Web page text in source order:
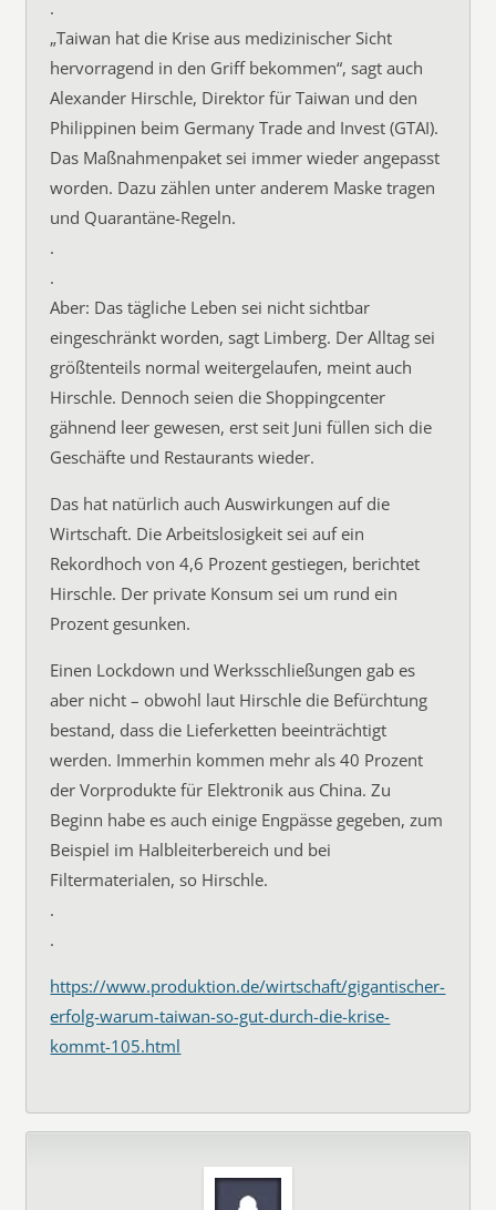
.
„Taiwan hat die Krise aus medizinischer Sicht
hervorragend in den Griff bekommen“, sagt auch
Alexander Hirschle, Direktor für Taiwan und den
Philippinen beim Germany Trade and Invest (GTAI).
Das Maßnahmenpaket sei immer wieder angepasst
worden. Dazu zählen unter anderem Maske tragen
und Quarantäne-Regeln.
.
.
Aber: Das tägliche Leben sei nicht sichtbar
eingeschränkt worden, sagt Limberg. Der Alltag sei
größtenteils normal weitergelaufen, meint auch
Hirschle. Dennoch seien die Shoppingcenter
gähnend leer gewesen, erst seit Juni füllen sich die
Geschäfte und Restaurants wieder.
Das hat natürlich auch Auswirkungen auf die
Wirtschaft. Die Arbeitslosigkeit sei auf ein
Rekordhoch von 4,6 Prozent gestiegen, berichtet
Hirschle. Der private Konsum sei um rund ein
Prozent gesunken.
Einen Lockdown und Werksschließungen gab es
aber nicht – obwohl laut Hirschle die Befürchtung
bestand, dass die Lieferketten beeinträchtigt
werden. Immerhin kommen mehr als 40 Prozent
der Vorprodukte für Elektronik aus China. Zu
Beginn habe es auch einige Engpässe gegeben, zum
Beispiel im Halbleiterbereich und bei
Filtermaterialen, so Hirschle.
.
.
https://www.produktion.de/wirtschaft/gigantischer-
erfolg-warum-taiwan-so-gut-durch-die-krise-
kommt-105.html